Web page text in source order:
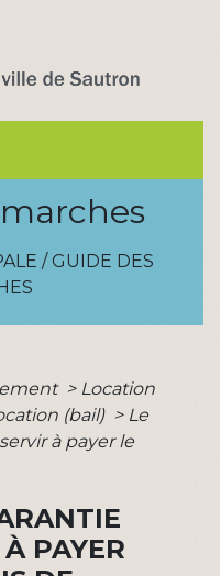
/ GUIDE DES
> Location
(bail) > Le
à payer le
PAYER